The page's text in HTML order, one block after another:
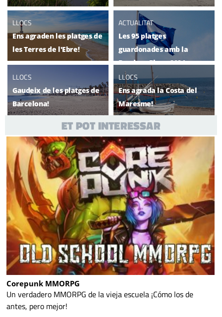
LLOCS
Ens agraden les platges de
les Terres de l'Ebre!
ACTUALITAT
Les 95 platges
guardonades amb la
Bandera Blava 2024
LLOCS
Gaudeix de les platges de
Barcelona!
LLOCS
Ens agrada la Costa del
Maresme!
ET POT INTERESSAR
Corepunk MMORPG
Un verdadero MMORPG de la vieja escuela ¡Cómo los de
antes, pero mejor!